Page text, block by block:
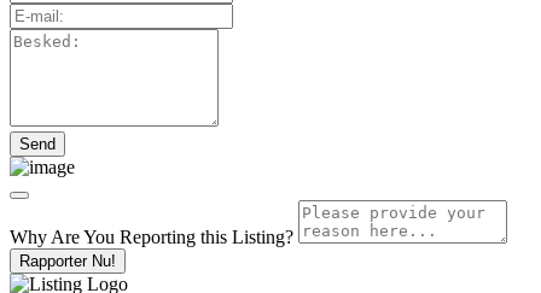
Why Are You Reporting this Listing?
Rapporter Nu!